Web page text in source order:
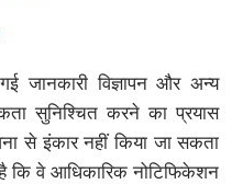
जानकारी विज्ञापन और अन्य
सुनिश्चित करने का प्रयास
से इंकार नहीं किया जा सकता
है कि वे आधिकारिक नोटिफिकेशन